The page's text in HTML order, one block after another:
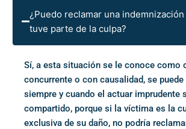
¿Puedo reclamar una
tuve parte de la culpa?
Sí, a esta situación se le conoce como
concurrente o con causalidad, se
siempre y cuando el actuar imprudente
compartido, porque si la víctima es la
exclusiva de su daño, no podría